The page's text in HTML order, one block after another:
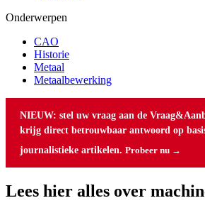
Onderwerpen
CAO
Historie
Metaal
Metaalbewerking
NIEUW: stel uw vraag aan de
krijg direct betrouwbaar antwoord op
journalistieke artikelen. Probeer nu →
Lees hier alles over